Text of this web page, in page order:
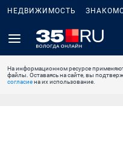
НЕДВИЖИМОСТЬ
На информационном ресурсе
файлы. Оставаясь на сайте, вы
согласиена их использование.